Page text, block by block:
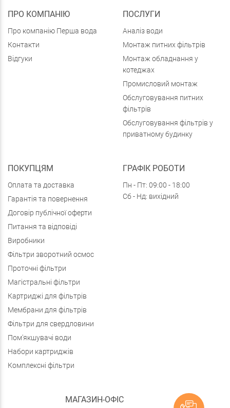
ПРО КОМПАНІЮ
Про компанію Перша вода
Контакти
Відгуки
ПОСЛУГИ
Аналіз води
Монтаж питних фільтрів
Монтаж обладнання у
котеджах
Промисловий монтаж
Обслуговування питних
фільтрів
Обслуговування фільтрів у
приватному будинку
ПОКУПЦЯМ
Оплата та доставка
Гарантія та повернення
Договір публічної оферти
Питання та відповіді
Виробники
Фільтри зворотний осмос
Проточні фільтри
Магістральні фільтри
Картриджі для фільтрів
Мембрани для фільтрів
Фільтри для свердловини
Пом'якшувачі води
Набори картриджів
Комплексні фільтри
ГРАФІК РОБОТИ
Пн - Пт: 09:00 - 18:00
Сб - Нд: вихідний
МАГАЗИН-ОФІС